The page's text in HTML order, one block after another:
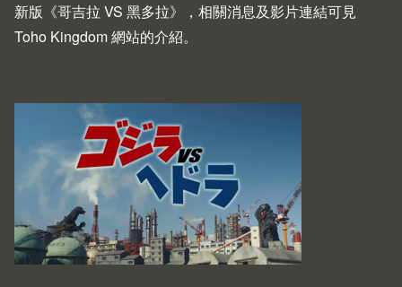
新版《哥吉拉 VS 黑多拉》，相關消息及影片連結可見
Toho Kingdom 網站的介紹。